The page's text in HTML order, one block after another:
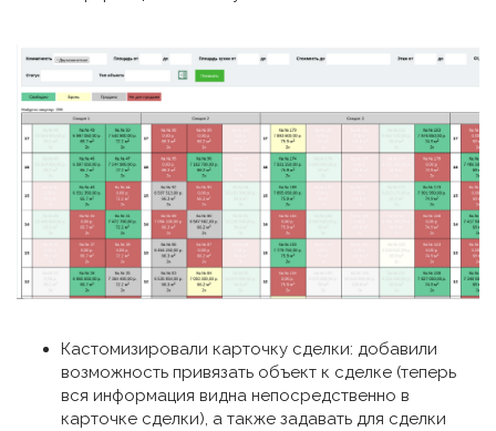
Кастомизировали карточку сделки: добавили
возможность привязать объект к сделке (теперь
вся информация видна непосредственно в
карточке сделки), а также задавать для сделки